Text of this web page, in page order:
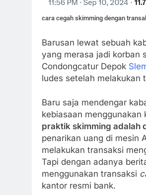
cara cegah skimming dengan
Barusan lewat sebuah
yang merasa jadi korban
Condongcatur Depok
ludes setelah melakukan
Baru saja mendengar
kebiasaan
praktik skimming adalah
penarikan uang di mesin
melakukan transaksi
Tapi dengan adanya
menggunakan transaksi
kantor resmi bank.